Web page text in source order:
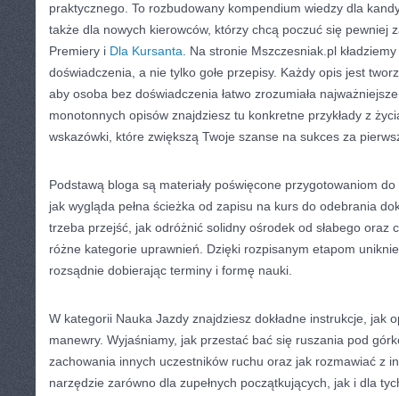
praktycznego. To rozbudowany kompendium wiedzy dla
także dla nowych kierowców, którzy chcą poczuć się pewniej
Premiery i Dla Kursanta . Na stronie Mszczesniak.pl
doświadczenia, a nie tylko gołe przepisy. Każdy opis jest
aby osoba bez doświadczenia łatwo zrozumiała
monotonnych opisów znajdziesz tu konkretne przykłady z
wskazówki, które zwiększą Twoje szanse na sukces za
Podstawą bloga są materiały poświęcone przygotowaniom
jak wygląda pełna ścieżka od zapisu na kurs do odebrania
trzeba przejść, jak odróżnić solidny ośrodek od słabego oraz
różne kategorie uprawnień. Dzięki rozpisanym etapom
rozsądnie dobierając terminy i formę nauki.
W kategorii Nauka Jazdy znajdziesz dokładne instrukcje, jak
manewry. Wyjaśniamy, jak przestać bać się ruszania pod
zachowania innych uczestników ruchu oraz jak rozmawiać z
narzędzie zarówno dla zupełnych początkujących, jak i dla